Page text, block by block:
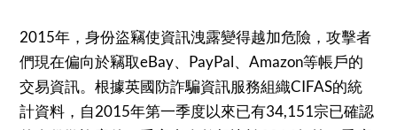
2015年，身份盜竊使資訊洩露變得越加危險，攻擊者
們現在偏向於竊取eBay、PayPal、Amazon等帳戶的
交易資訊。根據英國防詐騙資訊服務組織CIFAS的統
計資料，自2015年第一季度以來已有34,151宗已確認